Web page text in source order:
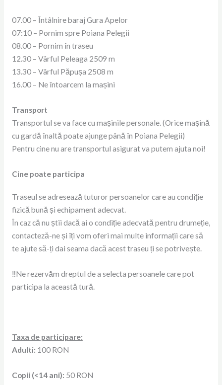
07.00 – Întâlnire baraj Gura Apelor
07:10 – Pornim spre Poiana Pelegii
08.00 – Pornim în traseu
12.30 – Vârful Peleaga 2509 m
13.30 – Vârful Păpușa 2508 m
16.00 – Ne întoarcem la mașini
Transport
Transportul se va face cu mașinile personale. (Orice mașină
cu gardă înaltă poate ajunge până în Poiana Pelegii)
Pentru cine nu are transportul asigurat va putem ajuta noi!
Cine poate participa
Traseul se adresează tuturor persoanelor care au condiție
fizică bună și echipament adecvat.
În caz că nu știi dacă ai o condiție adecvată pentru drumeție,
contacteză-ne și îți vom oferi mai multe informații care să
te ajute să-ți dai seama dacă acest traseu ți se potrivește.
‼Ne rezervăm dreptul de a selecta persoanele care pot
participa la această tură.
Taxa de participare:
Adulti: 100 RON
Copii (<14 ani): 50 RON